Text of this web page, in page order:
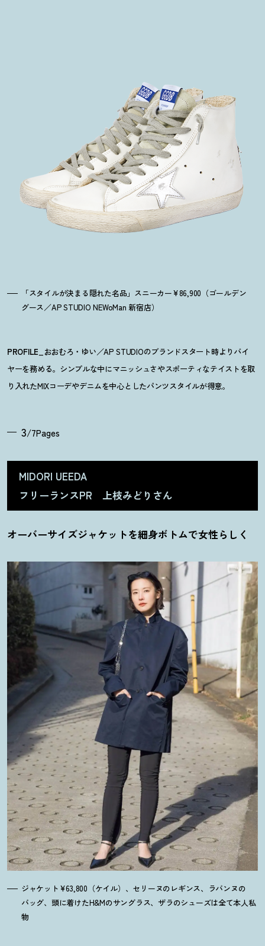
「スタイルが決まる隠れた名品」スニーカー¥86,900（ゴールデン
グース／AP STUDIO NEWoMan 新宿店）
PROFILE _おおむろ・ゆい／AP STUDIOのブランドスタート時よりバイ
ヤーを務める。シンプルな中にマニッシュさやスポーティなテイストを取
り入れたMIXコーデやデニムを中心としたパンツスタイルが得意。
3/7Pages
MIDORI UEEDA
フリーランスPR 上枝みどりさん
オーバーサイズジャケットを細身ボトムで女性らしく
ジャケット¥63,800（ケイル）、セリーヌのレギンス、ラバンヌの
バッグ、頭に着けたH&Mのサングラス、ザラのシューズは全て本人私
物